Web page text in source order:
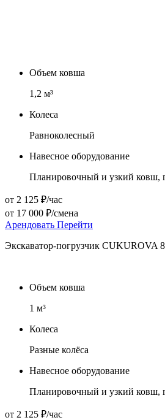
Объем ковша
1,2 м³
Колеса
Равноколесный
Навесное оборудование
Планировочный и узкий ковш,
от 2 125 ₽/час
от 17 000 ₽/смена
Арендовать Перейти
Экскаватор-погрузчик CUKUROVA
Объем ковша
1 м³
Колеса
Разные колёса
Навесное оборудование
Планировочный и узкий ковш,
от 2 125 ₽/час